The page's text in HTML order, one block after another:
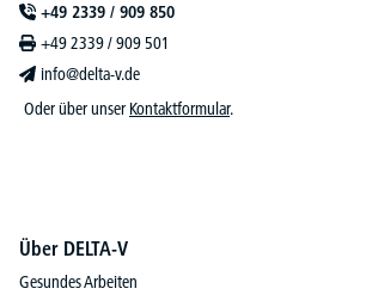
+49 2339 / 909 850
+49 2339 / 909 501
info@delta-v.de
Oder über unser Kontaktformular.
Über DELTA-V
Gesundes Arbeiten